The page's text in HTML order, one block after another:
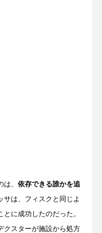
、 依存できる誰かを追
サは、フィスクと同じよ
に成功したのだった。
クスターが施設から処方